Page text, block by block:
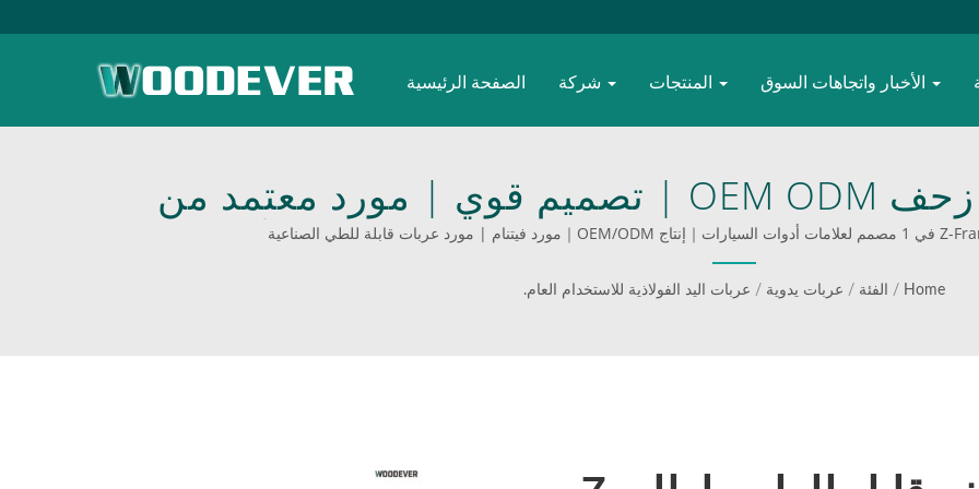
الصفحة الرئيسية
مصنع فيتنام | مقعد زحف OEM ODM | تصميم قوي | مورد معتمد من
Home
/ الفئة / عربات يدوية / عربات اليد الفولاذية للاستخدام العام.